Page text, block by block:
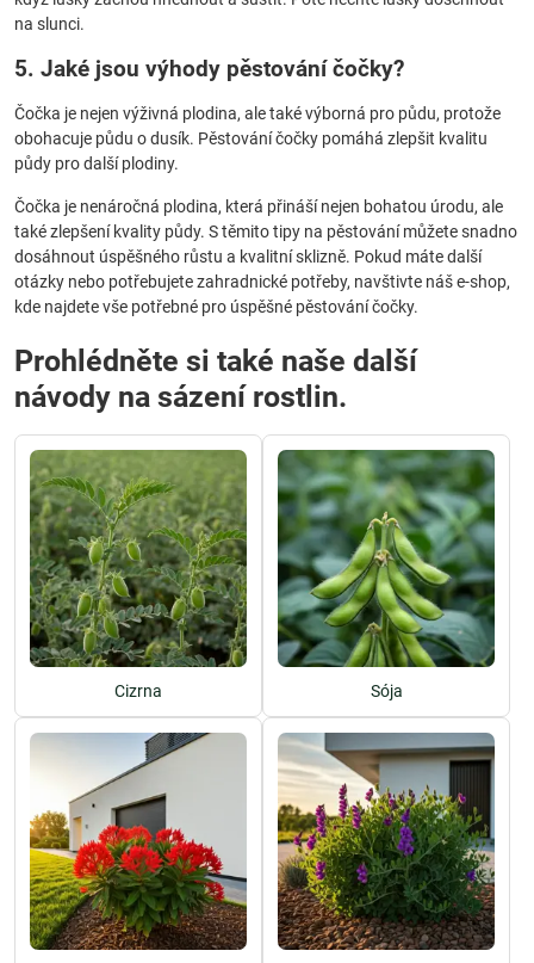
na slunci.
5. Jaké jsou výhody pěstování čočky?
Čočka je nejen výživná plodina, ale také výborná pro půdu, protože
obohacuje půdu o dusík. Pěstování čočky pomáhá zlepšit kvalitu
půdy pro další plodiny.
Čočka je nenáročná plodina, která přináší nejen bohatou úrodu, ale
také zlepšení kvality půdy. S těmito tipy na pěstování můžete snadno
dosáhnout úspěšného růstu a kvalitní sklizně. Pokud máte další
otázky nebo potřebujete zahradnické potřeby, navštivte náš e-shop,
kde najdete vše potřebné pro úspěšné pěstování čočky.
Prohlédněte si také naše další
návody na sázení rostlin.
Cizrna Sója